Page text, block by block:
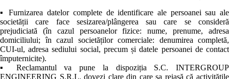
▪ Furnizarea datelor complete de identificare ale persoanei sau ale
societății care face sesizarea/plângerea sau care se consideră
prejudiciată (în cazul persoanelor fizice: nume, prenume, adresa
domiciliului; în cazul societăților comerciale: denumirea completă,
CUI-ul, adresa sediului social, precum și datele persoanei de contact
împuternicite).
▪ Reclamantul va pune la dispoziția S.C. INTERGROUP
ENGINEERING S.R.L. dovezi clare din care sa reiasă că activitățile